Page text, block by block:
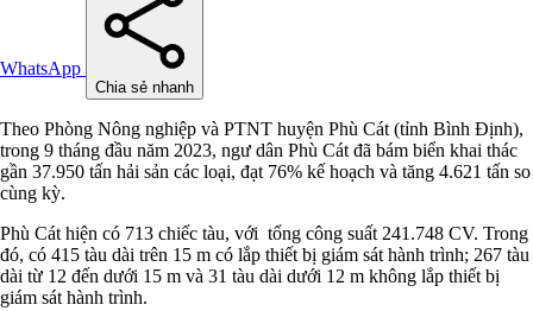
WhatsApp
Chia sẻ nhanh
Theo Phòng Nông nghiệp và PTNT huyện Phù Cát (tỉnh Bình Định),
trong 9 tháng đầu năm 2023, ngư dân Phù Cát đã bám biển khai thác
gần 37.950 tấn hải sản các loại, đạt 76% kế hoạch và tăng 4.621 tấn so
cùng kỳ.
Phù Cát hiện có 713 chiếc tàu, với tổng công suất 241.748 CV. Trong
đó, có 415 tàu dài trên 15 m có lắp thiết bị giám sát hành trình; 267 tàu
dài từ 12 đến dưới 15 m và 31 tàu dài dưới 12 m không lắp thiết bị
giám sát hành trình.